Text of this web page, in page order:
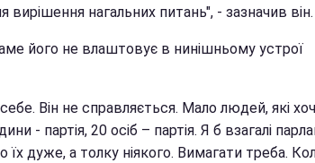
вирішення нагальних питань", - зазначив він.
його не влаштовує в нинішньому устрої
Він не справляється. Мало людей, які
- партія, 20 осіб – партія. Я б взагалі
їх дуже, а толку ніякого. Вимагати треба.